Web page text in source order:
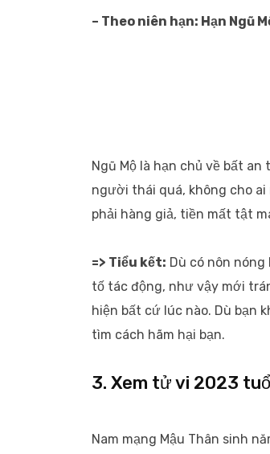
– Theo niên hạn: Hạn Ngũ
Ngũ Mộ là hạn chủ về bất
người thái quá, không cho ai
phải hàng giả, tiền mất tật
=> Tiểu kết: Dù có nôn
tố tác động, như vậy mới
hiện bất cứ lúc nào. Dù bạn
tìm cách hãm hại bạn.
3. Xem tử vi 2023
Nam mạng Mậu Thân sinh